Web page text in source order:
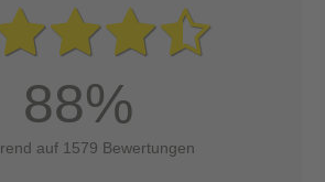
88%
auf 1579 Bewertungen